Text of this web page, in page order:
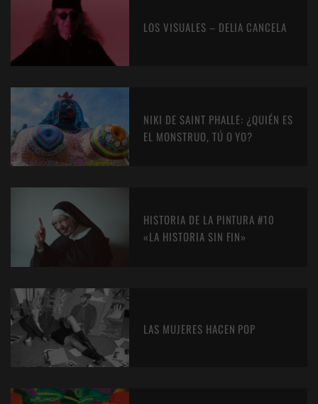
LOS VISUALES – DELIA CANCELA
NIKI DE SAINT PHALLE: ¿QUIÉN ES
EL MONSTRUO, TÚ O YO?
HISTORIA DE LA PINTURA #10
«LA HISTORIA SIN FIN»
LAS MUJERES HACEN POP